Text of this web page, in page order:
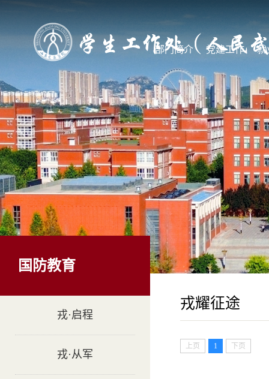
部门简介 党建工作 就
国防教育
戎·启程
戎·从军
戎耀征途
上页 1 下页